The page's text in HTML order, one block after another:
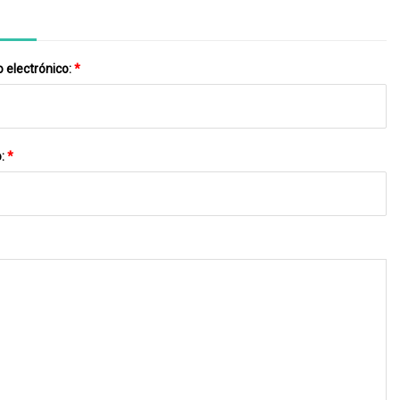
electrónico:*
*